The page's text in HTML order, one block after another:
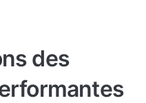
des